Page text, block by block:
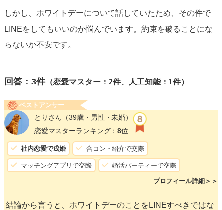
しかし、ホワイトデーについて話していたため、その件で
LINEをしてもいいのか悩んでいます。約束を破ることにな
らないか不安です。
回答： 3件（恋愛マスター：2件、人工知能：1件）
ベストアンサー
とりさん （39歳・男性・未婚）
恋愛マスターランキング： 8位
社内恋愛で成婚 合コン・紹介で交際
マッチングアプリで交際 婚活パーティーで交際
プロフィール詳細＞＞
結論から言うと、ホワイトデーのことをLINEすべきではな